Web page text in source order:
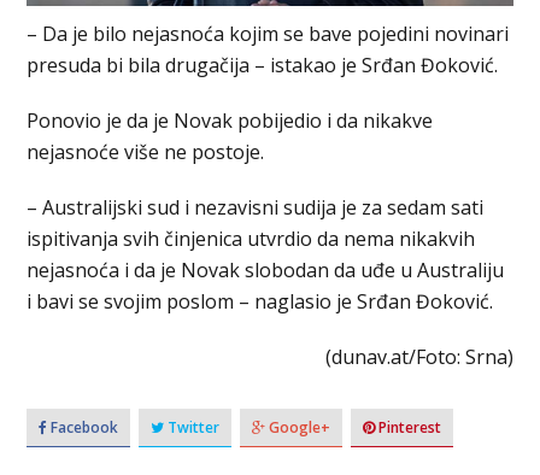
– Da je bilo nejasnoća kojim se bave pojedini novinari
presuda bi bila drugačija – istakao je Srđan Đoković.
Ponovio je da je Novak pobijedio i da nikakve
nejasnoće više ne postoje.
– Australijski sud i nezavisni sudija je za sedam sati
ispitivanja svih činjenica utvrdio da nema nikakvih
nejasnoća i da je Novak slobodan da uđe u Australiju
i bavi se svojim poslom – naglasio je Srđan Đoković.
(dunav.at/Foto: Srna)
Facebook Twitter Google+ Pinterest